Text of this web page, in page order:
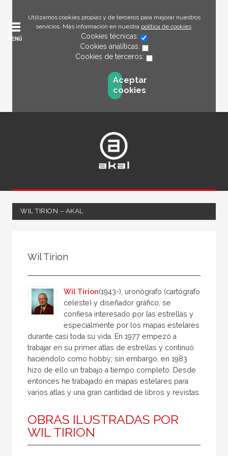
Utilizamos cookies propias y de terceros para mejorar nuestros
servicios. Más información en nuestra política de cookies.
Cookies técnicas:
Cookies analíticas:
Cookies de terceros:
Aceptar
cookies
MENÚ
WIL TIRION – AKAL
Coordinador
Editora
Escritor
Escritora
Traductor
Traductora
Wil Tirion
Wil Tirion(1943-), uronógrafo (cartógrafo
celeste) y diseñador gráfico, se
confiesa interesado por las estrellas y
especialmente por los mapas estelares
durante casi toda su vida. En 1977 empezó a
trabajar en su primer atlas de estrellas y continuó
haciéndolo como hobby; sin embargo, en 1983
hizo de ello un trabajo a tiempo completo. Desde
entonces he trabajado en mapas estelares para
varios atlas y una gran cantidad de libros y revistas.
OBRAS ILUSTRADAS POR
WIL TIRION